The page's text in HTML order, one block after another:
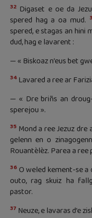
32 Digaset e oe da
spered hag a oa mud.
spered, e stagas an hini
dud, hag e lavarent :
— « Biskoaz n’eus bet
34 Lavared a ree ar
— « Dre briñs an
sperejou ».
35 Mond a ree Jezuz
gelenn en o
Rouantèlèz. Parea a ree
36 O weled kement-se a
outo, rag skuiz ha
pastor.
37 Neuze, e lavaras d’e